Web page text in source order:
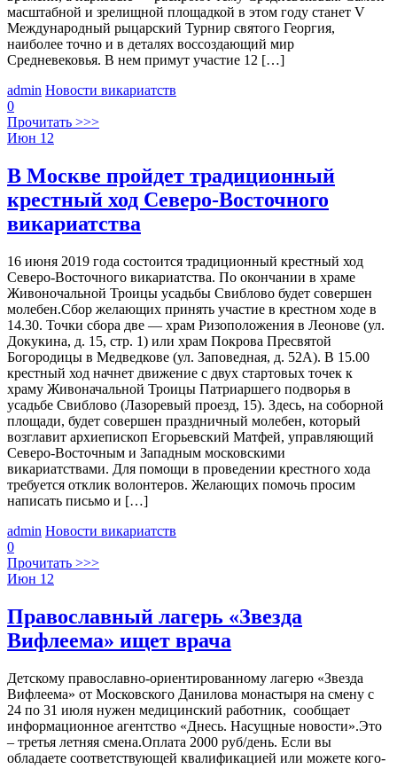
масштабной и зрелищной площадкой в этом году станет V
Международный рыцарский Турнир святого Георгия,
наиболее точно и в деталях воссоздающий мир
Средневековья. В нем примут участие 12 […]
admin Новости викариатств
0
Прочитать >>>
Июн 12
В Москве пройдет традиционный
крестный ход Северо-Восточного
викариатства
16 июня 2019 года состоится традиционный крестный ход
Северо-Восточного викариатства. По окончании в храме
Живоночальной Троицы усадьбы Свиблово будет совершен
молебен.Сбор желающих принять участие в крестном ходе в
14.30. Точки сбора две — храм Ризоположения в Леонове (ул.
Докукина, д. 15, стр. 1) или храм Покрова Пресвятой
Богородицы в Медведкове (ул. Заповедная, д. 52А). В 15.00
крестный ход начнет движение с двух стартовых точек к
храму Живоначальной Троицы Патриаршего подворья в
усадьбе Свиблово (Лазоревый проезд, 15). Здесь, на соборной
площади, будет совершен праздничный молебен, который
возглавит архиепископ Егорьевский Матфей, управляющий
Северо-Восточным и Западным московскими
викариатствами. Для помощи в проведении крестного хода
требуется отклик волонтеров. Желающих помочь просим
написать письмо и […]
admin Новости викариатств
0
Прочитать >>>
Июн 12
Православный лагерь «Звезда
Вифлеема» ищет врача
Детскому православно-ориентированному лагерю «Звезда
Вифлеема» от Московского Данилова монастыря на смену с
24 по 31 июля нужен медицинский работник, сообщает
информационное агентство «Днесь. Насущные новости».Это
– третья летняя смена.Оплата 2000 руб/день. Если вы
обладаете соответствующей квалификацией или можете кого-